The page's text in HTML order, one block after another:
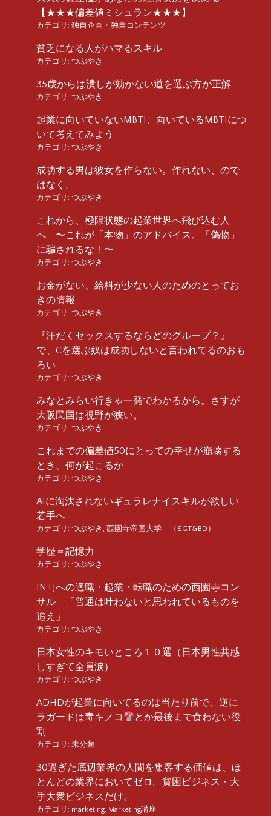
【★★★偏差値ミシュラン★★★】
カテゴリ: 独自企画・独自コンテンツ
貧乏になる人がハマるスキル
カテゴリ: つぶやき
35歳からは潰しが効かない道を選ぶ方が正解
カテゴリ: つぶやき
起業に向いていないMBTI、向いているMBTIにつ
いて考えてみよう
カテゴリ: つぶやき
成功する男は彼女を作らない。作れない、ので
はなく。
カテゴリ: つぶやき
これから、極限状態の起業世界へ飛び込む人
へ 〜これが「本物」のアドバイス。「偽物」
に騙されるな！〜
カテゴリ: つぶやき
お金がない、給料が少ない人のためのとってお
きの情報
カテゴリ: つぶやき
『汗だくセックスするならどのグループ？』
で、Cを選ぶ奴は成功しないと言われてるのおも
ろい
カテゴリ: つぶやき
みなとみらい行きゃ一発でわかるから。さすが
大阪民国は視野が狭い。
カテゴリ: つぶやき
これまでの偏差値50にとっての幸せが崩壊する
とき、何が起こるか
カテゴリ: つぶやき
AIに淘汰されないギュラレナイスキルが欲しい
若手へ
カテゴリ: つぶやき 西園寺帝国大学 （SGT&BD）
学歴＝記憶力
カテゴリ: つぶやき
INTJへの適職・起業・転職のための西園寺コン
サル 「普通は叶わないと思われているものを
追え」
カテゴリ: つぶやき
日本女性のキモいところ１０選（日本男性共感
しすぎて全員涙）
カテゴリ: つぶやき
ADHDが起業に向いてるのは当たり前で、逆に
ラガードは毒キノコ
とか最後まで食わない役
割
カテゴリ: 未分類
30過ぎた底辺業界の人間を集客する価値は、ほ
とんどの業界においてゼロ。貧困ビジネス・大
手大衆ビジネスだけ。
カテゴリ: marketing Marketing講座